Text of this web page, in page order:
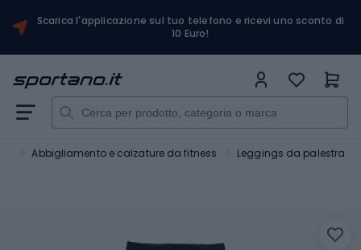
Scarica l'applicazione sul tuo telefono e ricevi uno sconto di
10 Euro!
Abbigliamento e calzature da fitness Leggings da palestra